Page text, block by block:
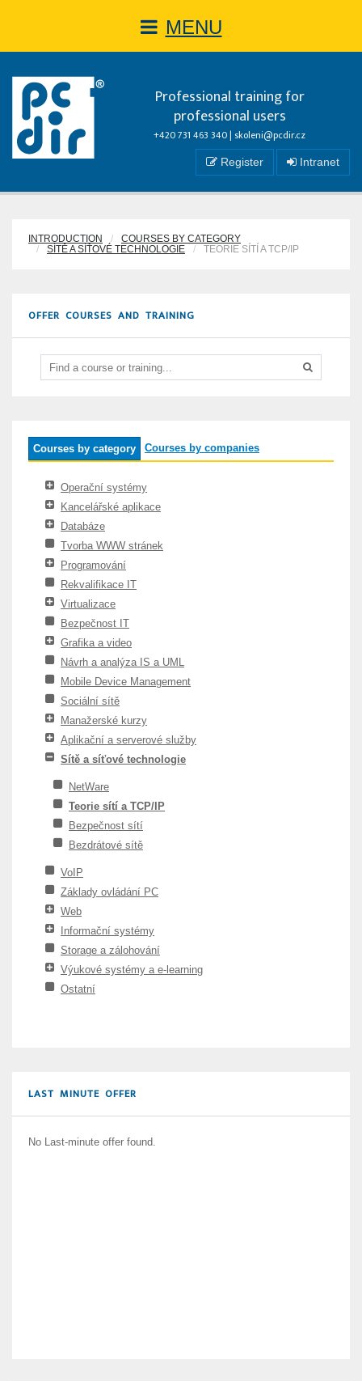
MENU
Professional training for
professional users
+420 731 463 340 | skoleni@pcdir.cz
Register Intranet
INTRODUCTION
COURSES BY CATEGORY
SÍTĚ A SÍŤOVÉ TECHNOLOGIE
TEORIE SÍTÍ A TCP/IP
OFFER COURSES AND TRAINING
Courses by category Courses by companies
Operační systémy
Kancelářské aplikace
Databáze
Tvorba WWW stránek
Programování
Rekvalifikace IT
Virtualizace
Bezpečnost IT
Grafika a video
Návrh a analýza IS a UML
Mobile Device Management
Sociální sítě
Manažerské kurzy
Aplikační a serverové služby
Sítě a síťové technologie
NetWare
Teorie sítí a TCP/IP
Bezpečnost sítí
Bezdrátové sítě
VoIP
Základy ovládání PC
Web
Informační systémy
Storage a zálohování
Výukové systémy a e-learning
Ostatní
LAST MINUTE OFFER
No Last-minute offer found.